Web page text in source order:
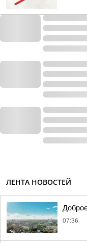
ЛЕНТА НОВОСТЕЙ
07:36